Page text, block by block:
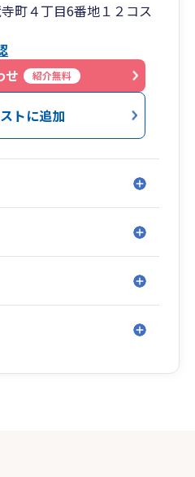
町４丁目6番地１２コス
せ
紹介無料
トに追加